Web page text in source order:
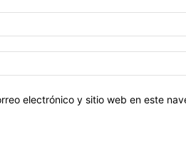
electrónico y sitio web en este